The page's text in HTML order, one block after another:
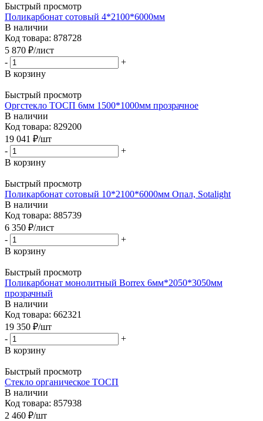
Быстрый просмотр
Поликарбонат сотовый 4*2100*6000мм
В наличии
Код товара: 878728
5 870 ₽/лист
-
+
В корзину
Быстрый просмотр
Оргстекло ТОСП 6мм 1500*1000мм прозрачное
В наличии
Код товара: 829200
19 041 ₽/шт
-
+
В корзину
Быстрый просмотр
Поликарбонат сотовый 10*2100*6000мм Опал, Sotalight
В наличии
Код товара: 885739
6 350 ₽/лист
-
+
В корзину
Быстрый просмотр
Поликарбонат монолитный Borrex 6мм*2050*3050мм
прозрачный
В наличии
Код товара: 662321
19 350 ₽/шт
-
+
В корзину
Быстрый просмотр
Стекло органическое ТОСП
В наличии
Код товара: 857938
2 460 ₽/шт